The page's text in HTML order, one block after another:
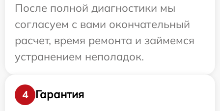
После полной диагностики мы
согласуем с вами окончательный
расчет, время ремонта и займемся
устранением неполадок.
4
Гарантия